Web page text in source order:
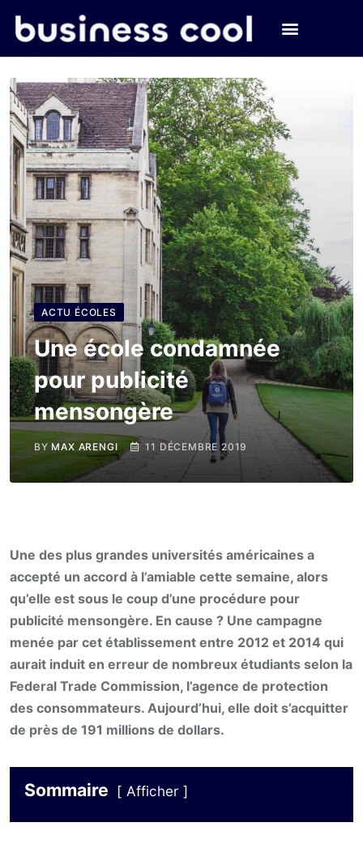
ACTU ÉCOLES
Une école condamnée
pour publicité
mensongère
BY MAX ARENGI 11 DÉCEMBRE 2019
Une des plus grandes universités américaines a
accepté un accord à l’amiable cette semaine, alors
qu’elle est sous le coup d’une procédure pour
publicité mensongère. En cause ? Une campagne
menée par cet établissement entre 2012 et 2014 qui
aurait induit en erreur de nombreux étudiants selon la
Federal Trade Commission, l’agence de protection
des consommateurs. Aujourd’hui, elle doit s’acquitter
de près de 191 millions de dollars.
Sommaire Afficher